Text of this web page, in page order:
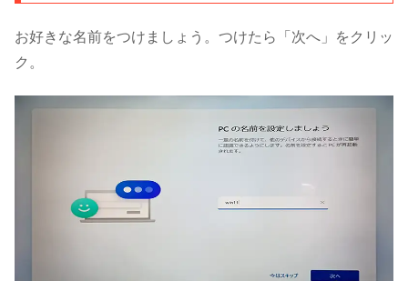
お好きな名前をつけましょう。つけたら「次へ」をクリッ
ク。